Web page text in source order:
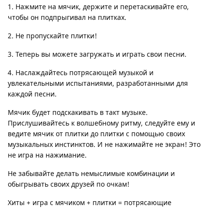
1. Нажмите на мячик, держите и перетаскивайте его,
чтобы он подпрыгивал на плитках.
2. Не пропускайте плитки!
3. Теперь вы можете загружать и играть свои песни.
4. Наслаждайтесь потрясающей музыкой и
увлекательными испытаниями, разработанными для
каждой песни.
Мячик будет подскакивать в такт музыке.
Прислушивайтесь к волшебному ритму, следуйте ему и
ведите мячик от плитки до плитки с помощью своих
музыкальных инстинктов. И не нажимайте не экран! Это
не игра на нажимание.
Не забывайте делать немыслимые комбинации и
обыгрывать своих друзей по очкам!
Хиты + игра с мячиком + плитки = потрясающие